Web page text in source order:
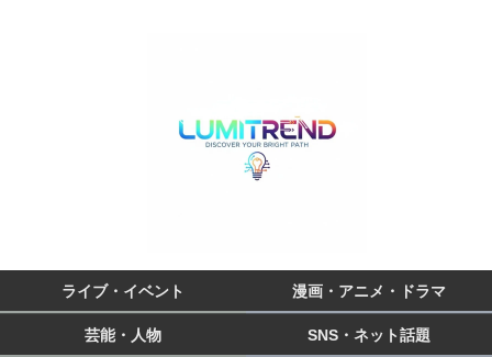
ライブ・イベント 漫画・アニメ・ドラマ
芸能・人物 SNS・ネット話題